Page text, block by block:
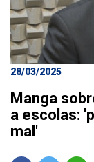
28/03/2025
Manga
a escolas:
mal'